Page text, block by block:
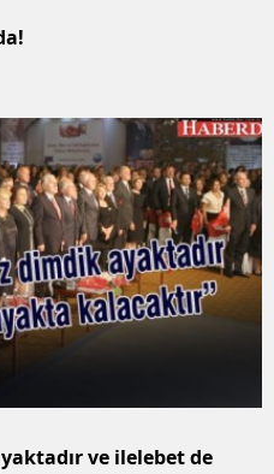
ve ilelebet de